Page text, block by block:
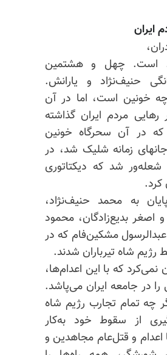
ایران
۴خرداد است. چهل و هشتمین
حنیف‌نژاد و یارانش‌.
خونین است، اما در آن
مردم ایران گذاشته
که در آن سحرگاه خونین
زمانه شلیک شد، در
شد که دیکتاتوری
کرد.
به محمد حنیف‌نژاد،
بدیع‌زادگان، محمود
مشکین‌فام که در
که با این اعدام‌ها،
را در جامعه ایران می‌پاشد.
چه تمام تجارب رژیم شاه
از سقوط خود به‌کار
اعدام و قتل‌عام مجاهدین و